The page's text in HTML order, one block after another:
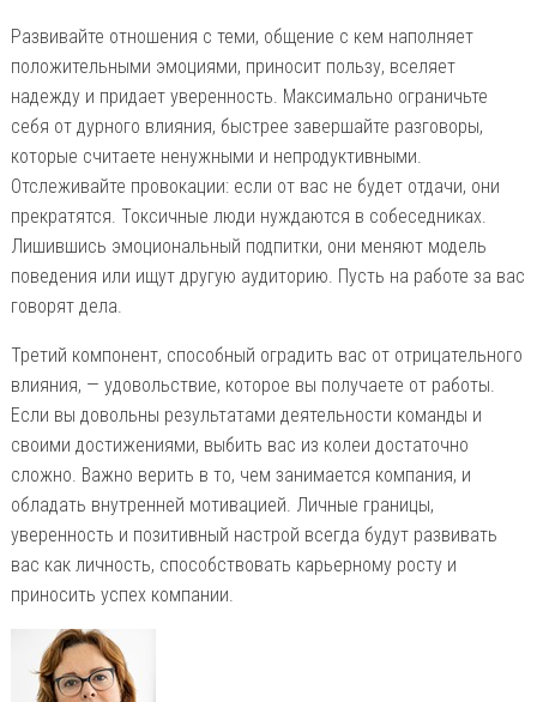
Развивайте отношения с теми, общение с кем наполняет
положительными эмоциями, приносит пользу, вселяет
надежду и придает уверенность. Максимально ограничьте
себя от дурного влияния, быстрее завершайте разговоры,
которые считаете ненужными и непродуктивными.
Отслеживайте провокации: если от вас не будет отдачи, они
прекратятся. Токсичные люди нуждаются в собеседниках.
Лишившись эмоциональный подпитки, они меняют модель
поведения или ищут другую аудиторию. Пусть на работе за вас
говорят дела.
Третий компонент, способный оградить вас от отрицательного
влияния, — удовольствие, которое вы получаете от работы.
Если вы довольны результатами деятельности команды и
своими достижениями, выбить вас из колеи достаточно
сложно. Важно верить в то, чем занимается компания, и
обладать внутренней мотивацией. Личные границы,
уверенность и позитивный настрой всегда будут развивать
вас как личность, способствовать карьерному росту и
приносить успех компании.